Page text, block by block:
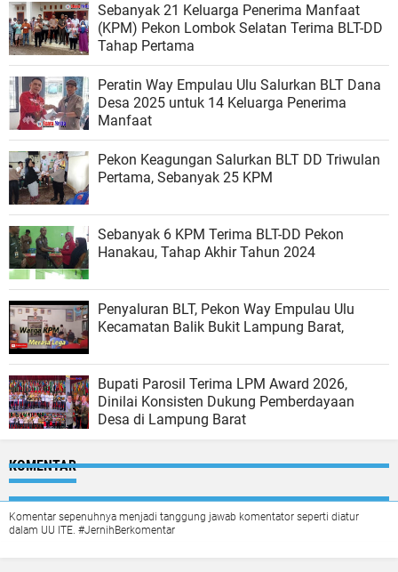
Sebanyak 21 Keluarga Penerima Manfaat
(KPM) Pekon Lombok Selatan Terima BLT-DD
Tahap Pertama
Peratin Way Empulau Ulu Salurkan BLT Dana
Desa 2025 untuk 14 Keluarga Penerima
Manfaat
Pekon Keagungan Salurkan BLT DD Triwulan
Pertama, Sebanyak 25 KPM
Sebanyak 6 KPM Terima BLT-DD Pekon
Hanakau, Tahap Akhir Tahun 2024
Penyaluran BLT, Pekon Way Empulau Ulu
Kecamatan Balik Bukit Lampung Barat,
Bupati Parosil Terima LPM Award 2026,
Dinilai Konsisten Dukung Pemberdayaan
Desa di Lampung Barat
KOMENTAR
Komentar sepenuhnya menjadi tanggung jawab komentator seperti diatur
dalam UU ITE. #JernihBerkomentar